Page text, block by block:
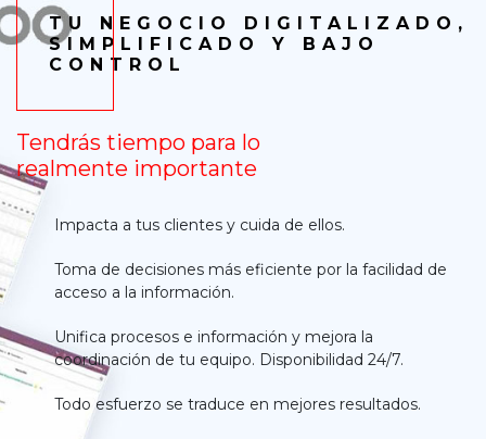
TU NEGOCIO DIGITALIZADO,
SIMPLIFICADO Y BAJO
CONTROL
Tendrás tiempo para lo
realmente importante
Impacta a tus clientes y cuida de ellos.
Toma de decisiones más eficiente por la facilidad de
acceso a la información.
Unifica procesos e información y mejora la
coordinación de tu equipo. Disponibilidad 24/7.
Todo esfuerzo se traduce en mejores resultados.